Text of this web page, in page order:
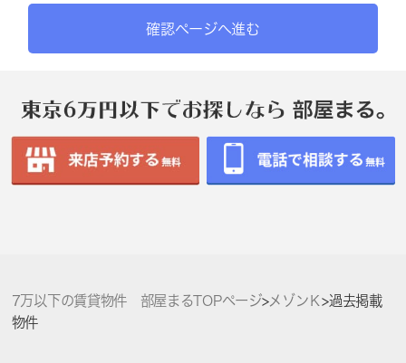
確認ページへ進む
7万以下の賃貸物件 部屋まるTOPページ>メゾンＫ>過去掲載
物件